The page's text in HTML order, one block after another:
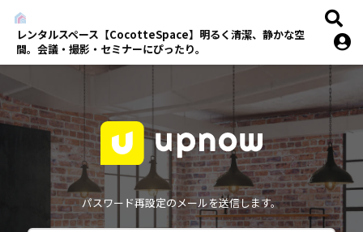
レンタルスペース【CocotteSpace】明るく清潔、静かな空
間。会議・撮影・セミナーにぴったり。
パスワード再設定のメールを送信します。